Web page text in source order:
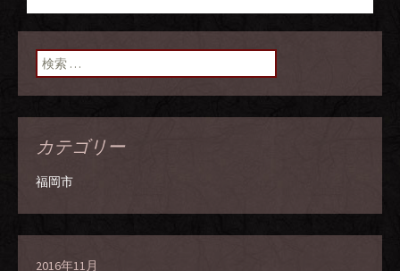
投稿ナビゲーショ
ン
検索:
カテゴリー
福岡市
2016年11月